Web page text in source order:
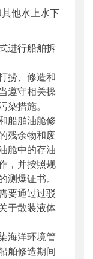
他水上水下
行船舶拆
、修造和
遵守相关操
措施。
舶油舱修
残余物和废
舱中的存油
，并按照规
爆证书。
要通过过驳
于散装液体
海洋环境管
舶修造期间